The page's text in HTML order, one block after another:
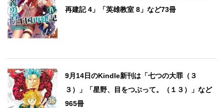
再建記 4」「英雄教室 8」など73冊
9月14日のKindle新刊は「七つの大罪（３
３）」「星野、目をつぶって。（１３）」など
965冊